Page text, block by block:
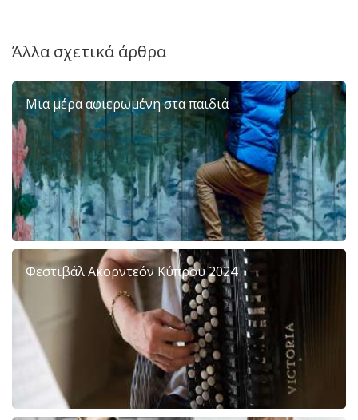
Άλλα σχετικά άρθρα
Μια μέρα αφιερωμένη στα παιδιά
Φεστιβάλ Ακορντεόν Κύπρου 2024